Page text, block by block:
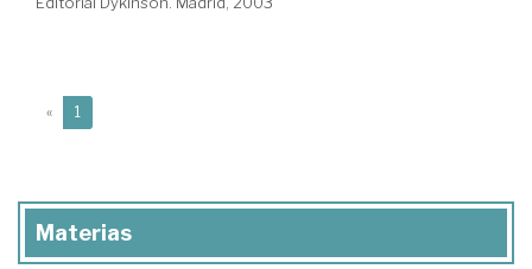
« 1
Materias